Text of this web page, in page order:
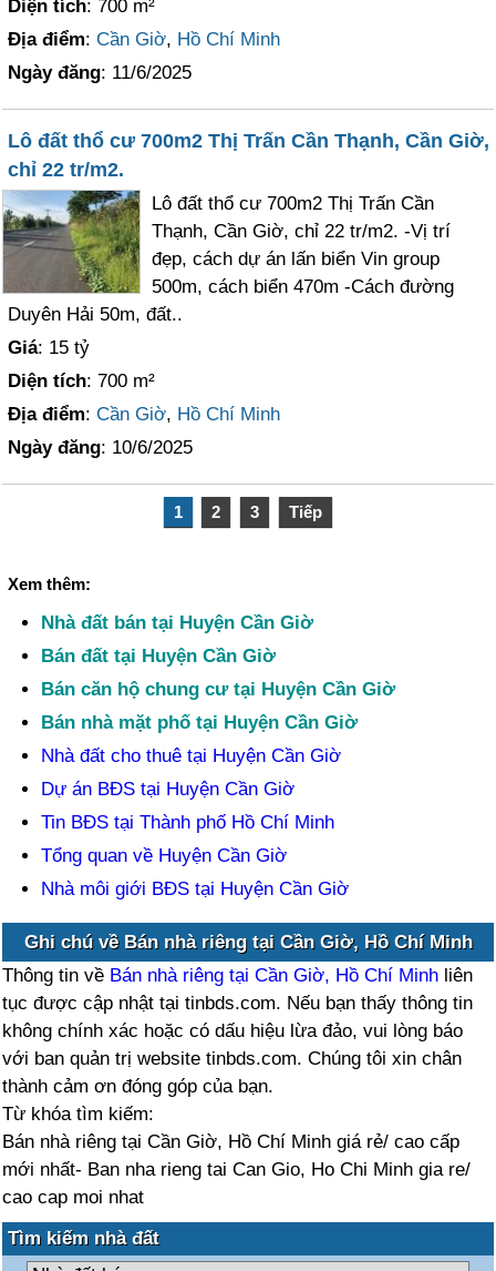
Diện tích: 700 m²
Địa điểm:Cần Giờ, Hồ Chí Minh
Ngày đăng: 11/6/2025
Lô đất thổ cư 700m2 Thị Trấn Cần Thạnh, Cần Giờ,
chỉ 22 tr/m2.
Lô đất thổ cư 700m2 Thị Trấn Cần
Thạnh, Cần Giờ, chỉ 22 tr/m2. -Vị trí
đẹp, cách dự án lấn biển Vin group
500m, cách biển 470m -Cách đường
Duyên Hải 50m, đất..
Giá: 15 tỷ
Diện tích: 700 m²
Địa điểm:Cần Giờ, Hồ Chí Minh
Ngày đăng: 10/6/2025
1 2 3 Tiếp
Xem thêm:
Nhà đất bán tại Huyện Cần Giờ
Bán đất tại Huyện Cần Giờ
Bán căn hộ chung cư tại Huyện Cần Giờ
Bán nhà mặt phố tại Huyện Cần Giờ
Nhà đất cho thuê tại Huyện Cần Giờ
Dự án BĐS tại Huyện Cần Giờ
Tin BĐS tại Thành phố Hồ Chí Minh
Tổng quan về Huyện Cần Giờ
Nhà môi giới BĐS tại Huyện Cần Giờ
Ghi chú về Bán nhà riêng tại Cần Giờ, Hồ Chí Minh
Thông tin về Bán nhà riêng tại Cần Giờ, Hồ Chí Minh liên
tục được cập nhật tại tinbds.com. Nếu bạn thấy thông tin
không chính xác hoặc có dấu hiệu lừa đảo, vui lòng báo
với ban quản trị website tinbds.com. Chúng tôi xin chân
thành cảm ơn đóng góp của bạn.
Từ khóa tìm kiếm:
Bán nhà riêng tại Cần Giờ, Hồ Chí Minh giá rẻ/ cao cấp
mới nhất- Ban nha rieng tai Can Gio, Ho Chi Minh gia re/
cao cap moi nhat
Tìm kiếm nhà đất